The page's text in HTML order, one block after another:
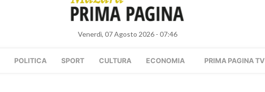
Venerdì, 07 Agosto 2026 - 07:46
POLITICA SPORT CULTURA ECONOMIA PRIMA PAGINA TV